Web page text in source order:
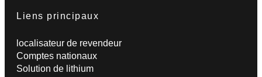
Liens principaux
localisateur de revendeur
Comptes nationaux
Solution de lithium